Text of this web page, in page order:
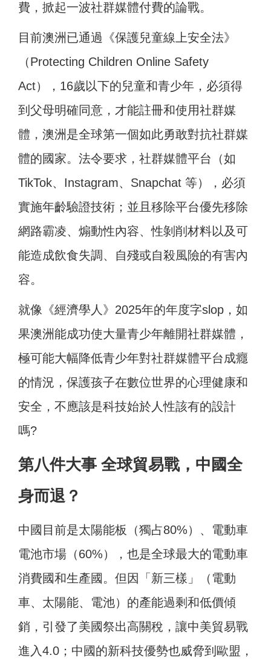
費，掀起一波社群媒體付費的論戰。
目前澳洲已通過《保護兒童線上安全法》
（Protecting Children Online Safety
Act），16歲以下的兒童和青少年，必須得
到父母明確同意，才能註冊和使用社群媒
體，澳洲是全球第一個如此勇敢對抗社群媒
體的國家。法令要求，社群媒體平台（如
TikTok、Instagram、Snapchat 等），必須
實施年齡驗證技術；並且移除平台優先移除
網路霸凌、煽動性內容、性剝削材料以及可
能造成飲食失調、自殘或自殺風險的有害內
容。
就像《經濟學人》2025年的年度字slop，如
果澳洲能成功使大量青少年離開社群媒體，
極可能大幅降低青少年對社群媒體平台成癮
的情況，保護孩子在數位世界的心理健康和
安全，不應該是科技始於人性該有的設計
嗎?
第八件大事 全球貿易戰， 中國全
身而退？
中國目前是太陽能板（獨占80%）、電動車
電池市場（60%），也是全球最大的電動車
消費國和生產國。但因「新三樣」（電動
車、太陽能、電池）的產能過剩和低價傾
銷，引發了美國祭出高關稅，讓中美貿易戰
進入4.0；中國的新科技優勢也威脅到歐盟，